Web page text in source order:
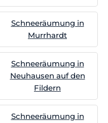
Schneeräumung in
Murrhardt
Schneeräumung in
Neuhausen auf den
Fildern
Schneeräumung in